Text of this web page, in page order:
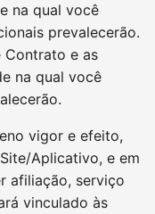
na qual você
prevalecerão.
Contrato e as
na qual você
vigor e efeito,
Aplicativo, e em
afiliação, serviço
vinculado às